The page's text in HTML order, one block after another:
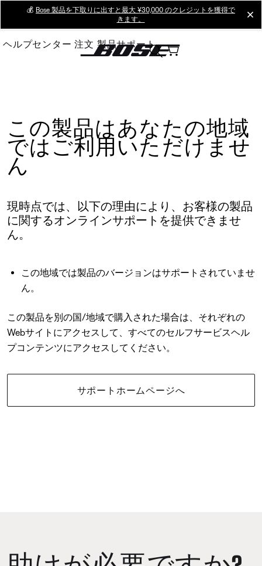
Main
💰 Bose 製品を下取りに出すと最大 ¥30,000 のクレジットを獲得で
きます。
ヘルプセンター 注文 製品サポート
この製品はあなたの地域
ではご利用いただけませ
ん
現時点では、以下の理由により、お客様の製品
に関するオンラインサポートを提供できませ
ん。
この地域では製品のバージョンはサポートされていませ
ん。
この製品を別の国/地域で購入された場合は、それぞれの
Webサイトにアクセスして、すべてのセルフサービスヘル
プコンテンツにアクセスしてください。
サポートホームページへ